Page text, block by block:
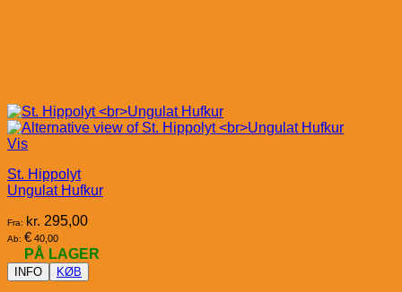
Vis
St. Hippolyt
Ungulat Hufkur
Fra: kr. 295,00
Ab: € 40,00
PÅ LAGER
INFO KØB